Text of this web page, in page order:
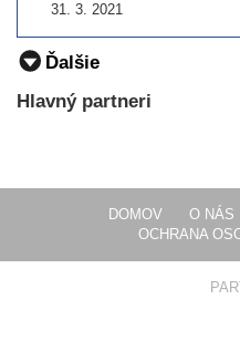
31. 3. 2021
Ďalšie
Hlavný partneri
DOMOV O NÁS
OCHRANA